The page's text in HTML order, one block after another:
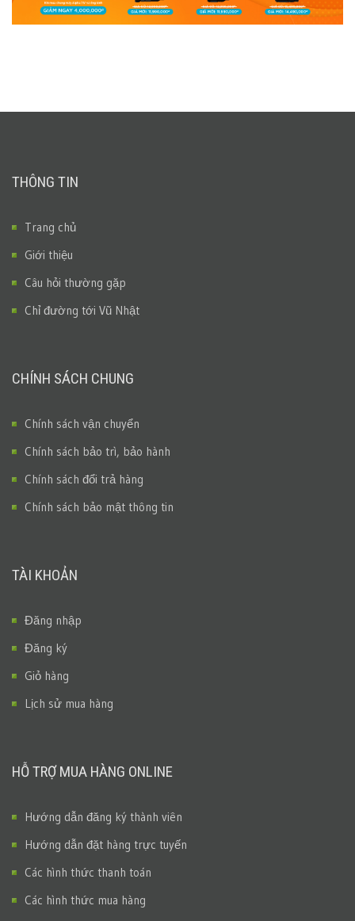
THÔNG TIN
Trang chủ
Giới thiệu
Câu hỏi thường gặp
Chỉ đường tới Vũ Nhật
CHÍNH SÁCH CHUNG
Chính sách vận chuyển
Chính sách bảo trì, bảo hành
Chính sách đổi trả hàng
Chính sách bảo mật thông tin
TÀI KHOẢN
Đăng nhập
Đăng ký
Giỏ hàng
Lịch sử mua hàng
HỖ TRỢ MUA HÀNG ONLINE
Hướng dẫn đăng ký thành viên
Hướng dẫn đặt hàng trực tuyến
Các hình thức thanh toán
Các hình thức mua hàng